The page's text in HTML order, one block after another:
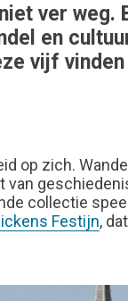
ver weg.
en
vijf
op zich.
collectie
Festijn,